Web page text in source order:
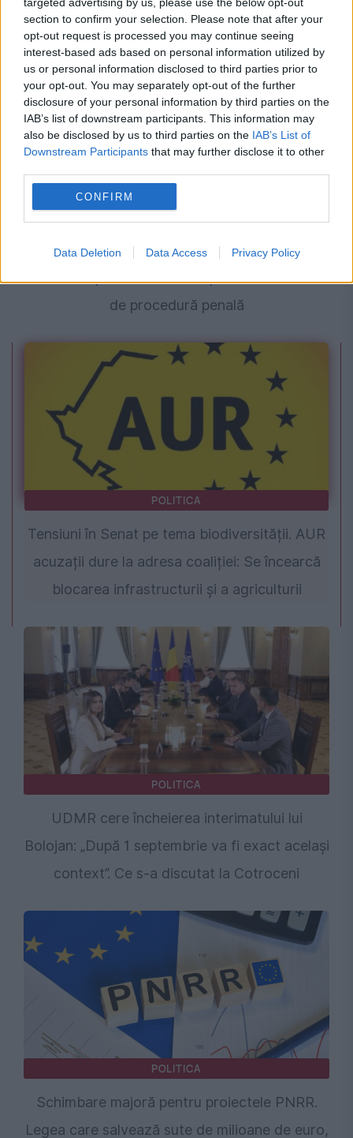
section to confirm your selection. Please note that after your
opt-out request is processed you may continue seeing
interest-based ads based on personal information utilized by
us or personal information disclosed to third parties prior to
your opt-out. You may separately opt-out of the further
disclosure of your personal information by third parties on the
IAB’s list of downstream participants. This information may
also be disclosed by us to third parties on the IAB’s List of
Downstream Participants that may further disclose it to other
CONFIRM
Data Deletion Data Access Privacy Policy
Stagiul de cotizare pentru femei a crescut din
această lună. Ce se schimbă la pensionare
de procedură penală
POLITICA
Tensiuni în Senat pe tema biodiversității. AUR
acuzații dure la adresa coaliției: Se încearcă
blocarea infrastructurii și a agriculturii
POLITICA
UDMR cere încheierea interimatului lui
Bolojan: „După 1 septembrie va fi exact același
context”. Ce s-a discutat la Cotroceni
POLITICA
Schimbare majoră pentru proiectele PNRR.
Legea care salvează sute de milioane de euro,